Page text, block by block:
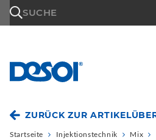
SUCHE
ZURÜCK ZUR
Startseite Injektionstechnik Mix